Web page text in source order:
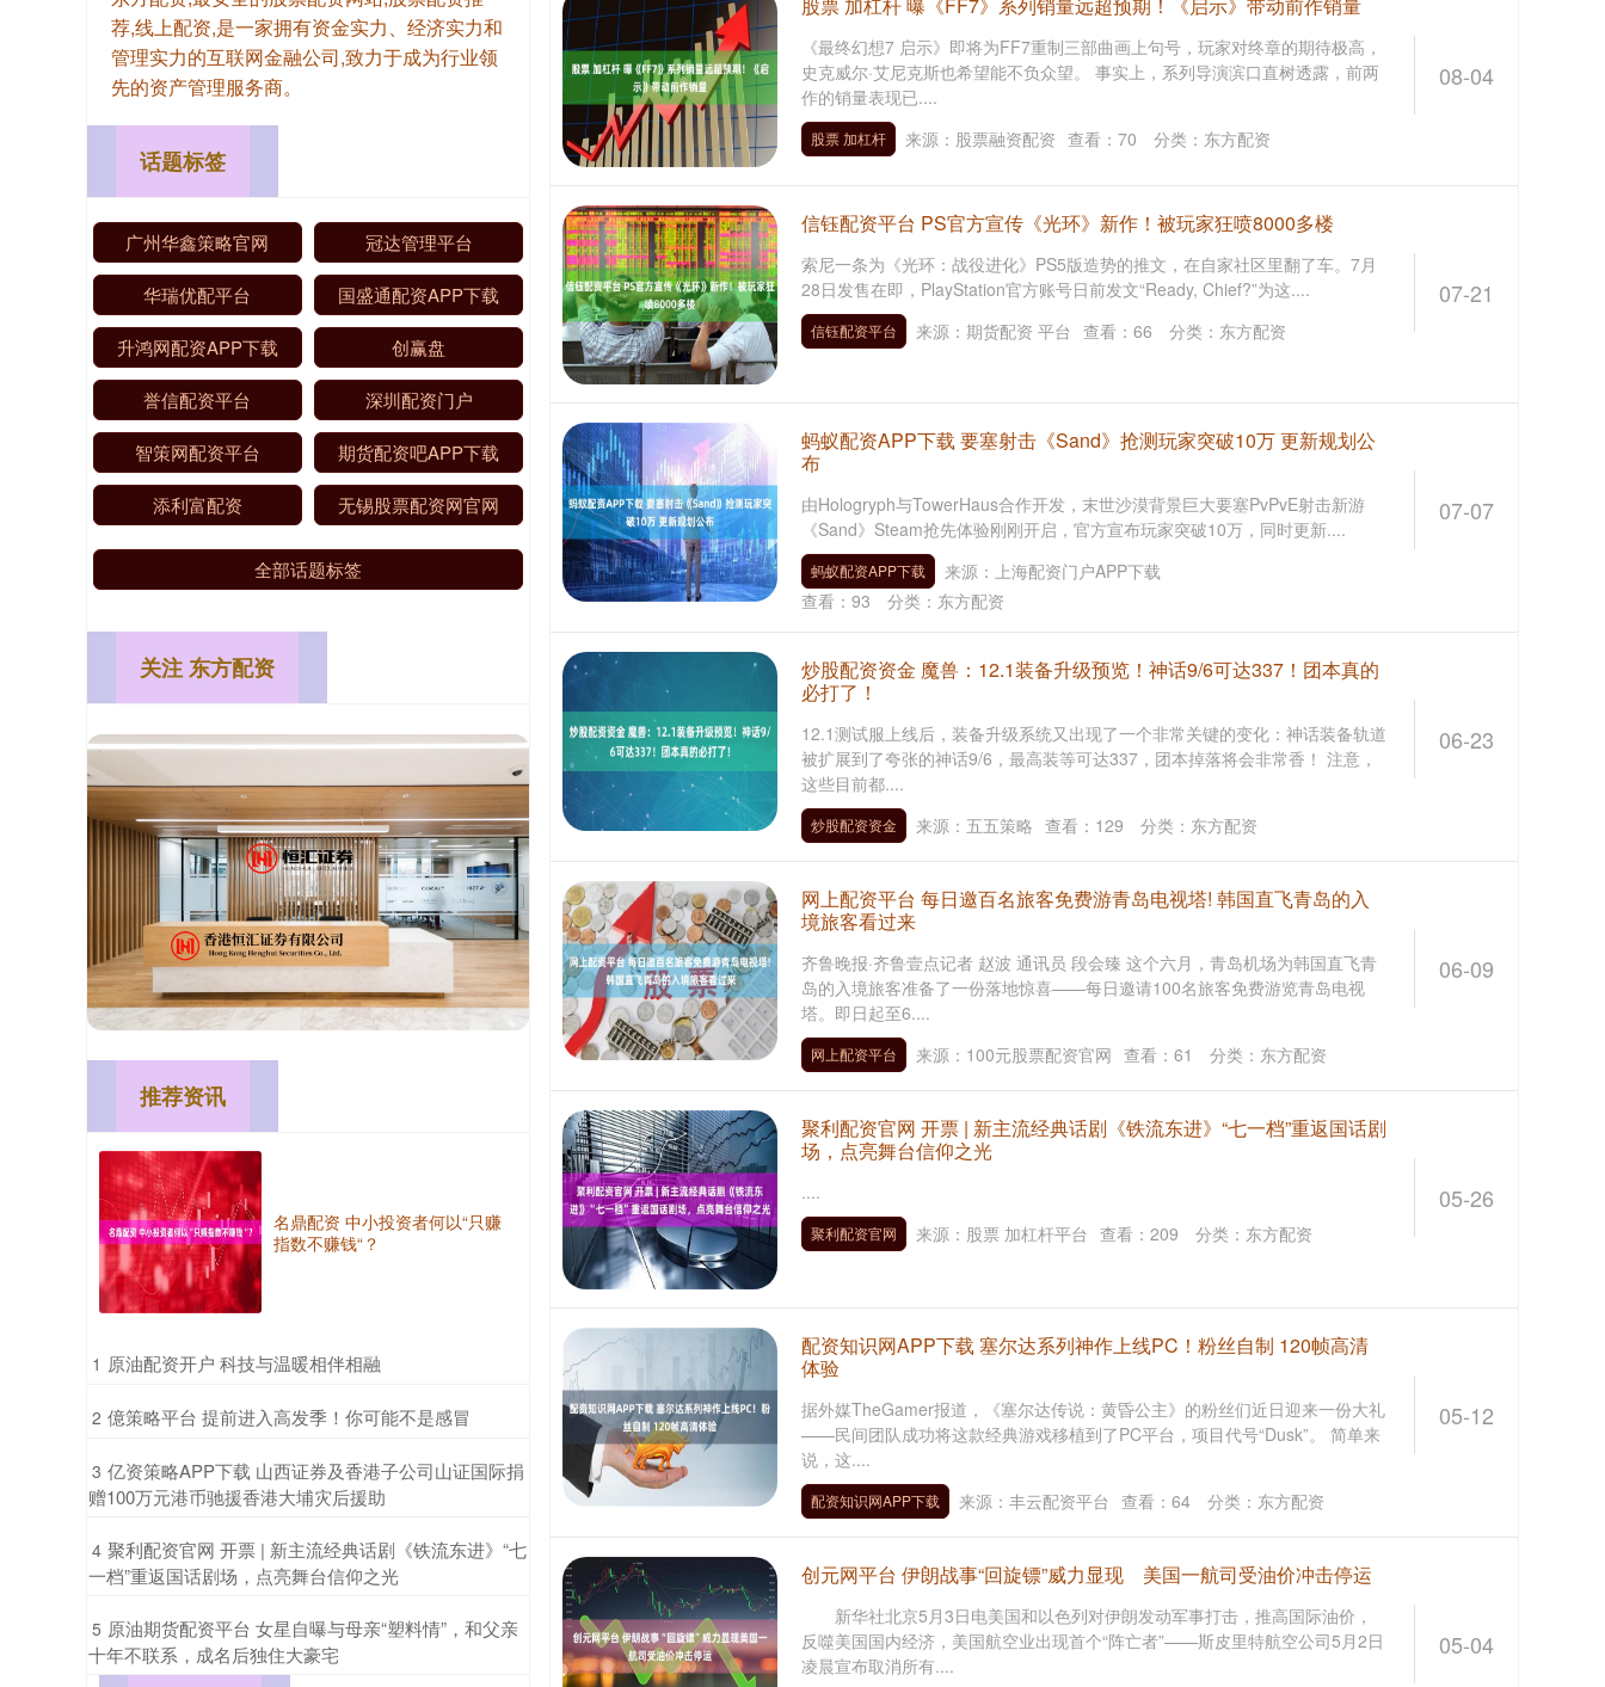
08-04
《最终幻想7 启示》即将为FF7重制三部曲画上句号，玩家对终章的期待极高，
史克威尔·艾尼克斯也希望能不负众望。 事实上，系列导演滨口直树透露，前两
作的销量表现已....
股票 加杠杆 来源：股票融资配资 查看： 70 分类： 东方配资
07-21
信钰配资平台 PS官方宣传《光环》新作！被玩家狂喷8000多楼
索尼一条为《光环：战役进化》PS5版造势的推文，在自家社区里翻了车。7月
28日发售在即，PlayStation官方账号日前发文“Ready, Chief?”为这....
信钰配资平台 来源：期货配资 平台 查看： 66 分类： 东方配资
07-07
蚂蚁配资APP下载 要塞射击《Sand》抢测玩家突破10万 更新规划公
布
由Hologryph与TowerHaus合作开发，末世沙漠背景巨大要塞PvPvE射击新游
《Sand》Steam抢先体验刚刚开启，官方宣布玩家突破10万，同时更新....
蚂蚁配资APP下载
来源：上海配资门户APP下载
查看： 93 分类： 东方配资
06-23
炒股配资资金 魔兽：12.1装备升级预览！神话9/6可达337！团本真的
必打了！
12.1测试服上线后，装备升级系统又出现了一个非常关键的变化：神话装备轨道
被扩展到了夸张的神话9/6，最高装等可达337，团本掉落将会非常香！ 注意，
这些目前都....
炒股配资资金 来源：五五策略 查看： 129 分类： 东方配资
06-09
网上配资平台 每日邀百名旅客免费游青岛电视塔! 韩国直飞青岛的入
境旅客看过来
齐鲁晚报·齐鲁壹点记者 赵波 通讯员 段会臻 这个六月，青岛机场为韩国直飞青
岛的入境旅客准备了一份落地惊喜——每日邀请100名旅客免费游览青岛电视
塔。即日起至6....
网上配资平台 来源：100元股票配资官网 查看： 61 分类： 东方配资
05-26
聚利配资官网 开票 | 新主流经典话剧《铁流东进》“七一档”重返国话剧
场，点亮舞台信仰之光
....
聚利配资官网 来源：股票 加杠杆平台 查看： 209 分类： 东方配资
05-12
配资知识网APP下载 塞尔达系列神作上线PC！粉丝自制 120帧高清
体验
据外媒TheGamer报道，《塞尔达传说：黄昏公主》的粉丝们近日迎来一份大礼
——民间团队成功将这款经典游戏移植到了PC平台，项目代号“Dusk”。 简单来
说，这....
配资知识网APP下载 来源：丰云配资平台 查看： 64 分类： 东方配资
05-04
创元网平台 伊朗战事“回旋镖”威力显现 美国一航司受油价冲击停运
新华社北京5月3日电美国和以色列对伊朗发动军事打击，推高国际油价，
反噬美国国内经济，美国航空业出现首个“阵亡者”——斯皮里特航空公司5月2日
凌晨宣布取消所有....
荐,线上配资,是一家拥有资金实力、经济实力和
管理实力的互联网金融公司,致力于成为行业领
先的资产管理服务商。
话题标签
广州华鑫策略官网 冠达管理平台
华瑞优配平台 国盛通配资APP下载
升鸿网配资APP下载 创赢盘
誉信配资平台 深圳配资门户
智策网配资平台 期货配资吧APP下载
添利富配资 无锡股票配资网官网
全部话题标签
关注 东方配资
推荐资讯
名鼎配资 中小投资者何以“只赚
指数不赚钱“？
1 ​原油配资开户 科技与温暖相伴相融
2 ​億策略平台 提前进入高发季！你可能不是感冒
3 ​亿资策略APP下载 山西证券及香港子公司山证国际捐
赠100万元港币驰援香港大埔灾后援助
4 ​聚利配资官网 开票 | 新主流经典话剧《铁流东进》“七
一档”重返国话剧场，点亮舞台信仰之光
5 ​原油期货配资平台 女星自曝与母亲“塑料情”，和父亲
十年不联系，成名后独住大豪宅